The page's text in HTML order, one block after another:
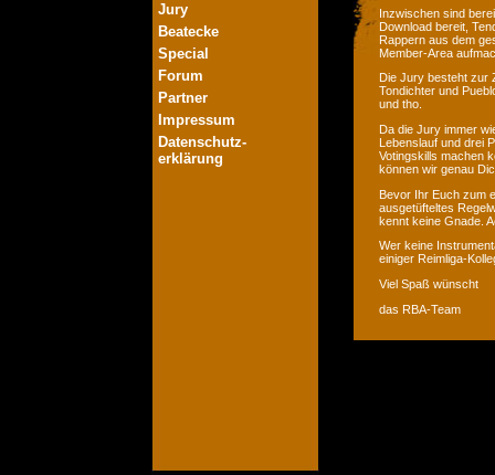
Jury
Beatecke
Special
Forum
Partner
Impressum
Datenschutz-
erklärung
Inzwischen sind
Download bereit,
Rappern aus dem
Member-Area
Die Jury besteht zur
Tondichter und
und tho.
Da die Jury immer
Lebenslauf und drei
Votingskills machen
können wir genau
Bevor Ihr Euch zum
ausgetüfteltes
kennt keine Gnade.
Wer keine
einiger Reimliga-
Viel Spaß wünscht
das RBA-Team